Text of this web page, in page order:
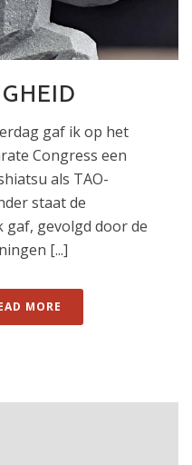
gaf ik op het
Congress een
als TAO-
staat de
gaf, gevolgd door de
[...]
MORE